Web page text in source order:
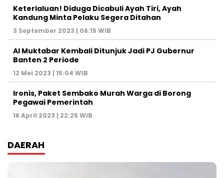
Keterlaluan! Diduga Dicabuli Ayah Tiri, Ayah
Kandung Minta Pelaku Segera Ditahan
3 September 2023 | 06:15 WIB
Al Muktabar Kembali Ditunjuk Jadi PJ Gubernur
Banten 2 Periode
12 Mei 2023 | 15:04 WIB
Ironis, Paket Sembako Murah Warga di Borong
Pegawai Pemerintah
16 April 2023 | 22:25 WIB
DAERAH